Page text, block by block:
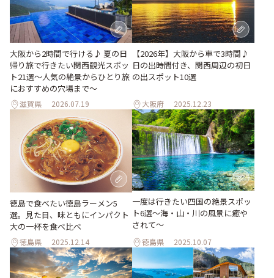
大阪から2時間で行ける♪ 夏の日
帰り旅で行きたい関西観光スポッ
ト21選～人気の絶景からひとり旅
におすすめの穴場まで～
滋賀県 2026.07.19
【2026年】大阪から車で3時間♪
日の出時間付き、関西周辺の初日
の出スポット10選
大阪府 2025.12.23
徳島で食べたい徳島ラーメン5
選。見た目、味ともにインパクト
大の一杯を食べ比べ
徳島県 2025.12.14
一度は行きたい四国の絶景スポッ
ト6選〜海・山・川の風景に癒や
されて〜
徳島県 2025.10.07